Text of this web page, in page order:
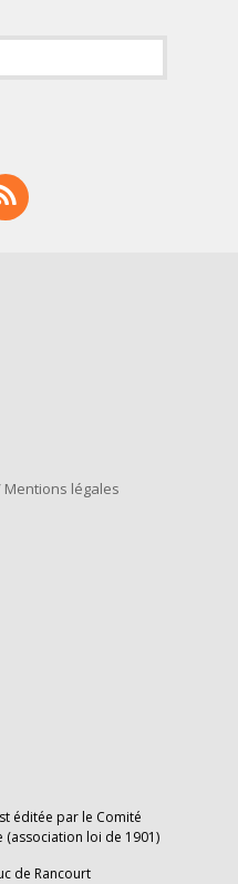
légales
éditée par le Comité
(association loi de 1901)
de Rancourt